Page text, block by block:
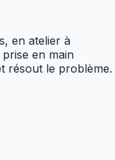
en atelier à
en main
résout le problème.